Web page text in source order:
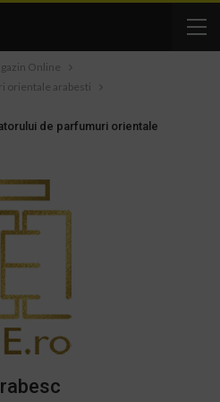
Online
orientale arabesti
de parfumuri orientale